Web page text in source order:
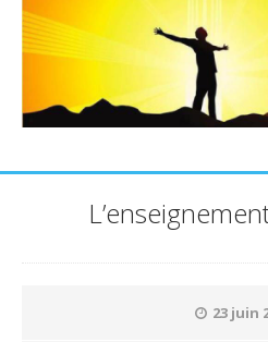
23 juin